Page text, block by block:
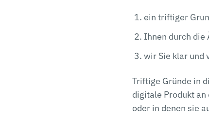
ein triftiger
Ihnen durch die
wir Sie klar und
Triftige Gründe in
digitale Produkt an
oder in denen sie